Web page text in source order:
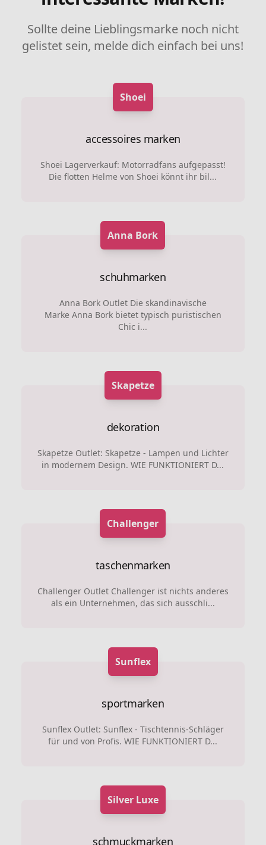
Sollte deine Lieblingsmarke noch nicht
gelistet sein, melde dich einfach bei uns!
Shoei
accessoires marken
Shoei Lagerverkauf: Motorradfans aufgepasst!
Die flotten Helme von Shoei könnt ihr bil...
Anna Bork
schuhmarken
Anna Bork Outlet Die skandinavische
Marke Anna Bork bietet typisch puristischen
Chic i...
Skapetze
dekoration
Skapetze Outlet: Skapetze - Lampen und Lichter
in modernem Design. WIE FUNKTIONIERT D...
Challenger
taschenmarken
Challenger Outlet Challenger ist nichts anderes
als ein Unternehmen, das sich ausschli...
Sunflex
sportmarken
Sunflex Outlet: Sunflex - Tischtennis-Schläger
für und von Profis. WIE FUNKTIONIERT D...
Silver Luxe
schmuckmarken